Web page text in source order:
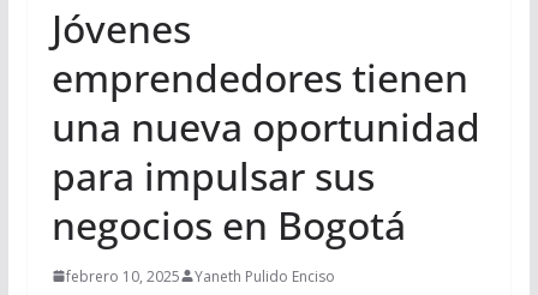
Jóvenes
emprendedores tienen
una nueva oportunidad
para impulsar sus
negocios en Bogotá
febrero 10, 2025 Yaneth Pulido Enciso